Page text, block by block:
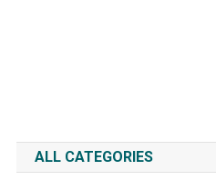
ALL CATEGORIES